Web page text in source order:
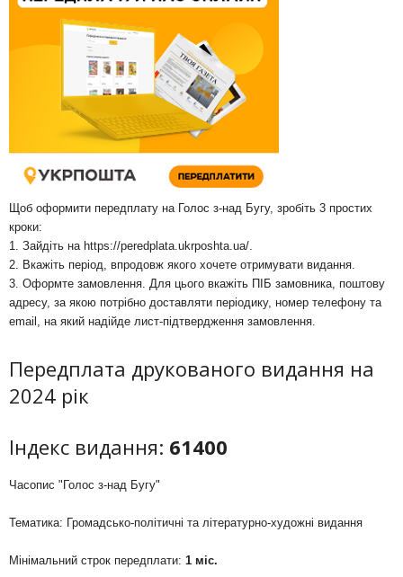
Щоб оформити передплату на Голос з-над Бугу, зробіть 3 простих
кроки:
1. Зайдіть на https://peredplata.ukrposhta.ua/
2. Вкажіть період, впродовж якого хочете отримувати видання.
3. Оформте замовлення. Для цього вкажіть ПІБ замовника, поштову
адресу, за якою потрібно доставляти періодику, номер телефону та
email, на який надійде лист-підтвердження замовлення.
Передплата друкованого видання на
2024 рік
Індекс видання: 61400
Часопис "Голос з-над Бугу"
Тематика: Громадсько-політичні та літературно-художні видання
Мінімальний строк передплати: 1 міс.